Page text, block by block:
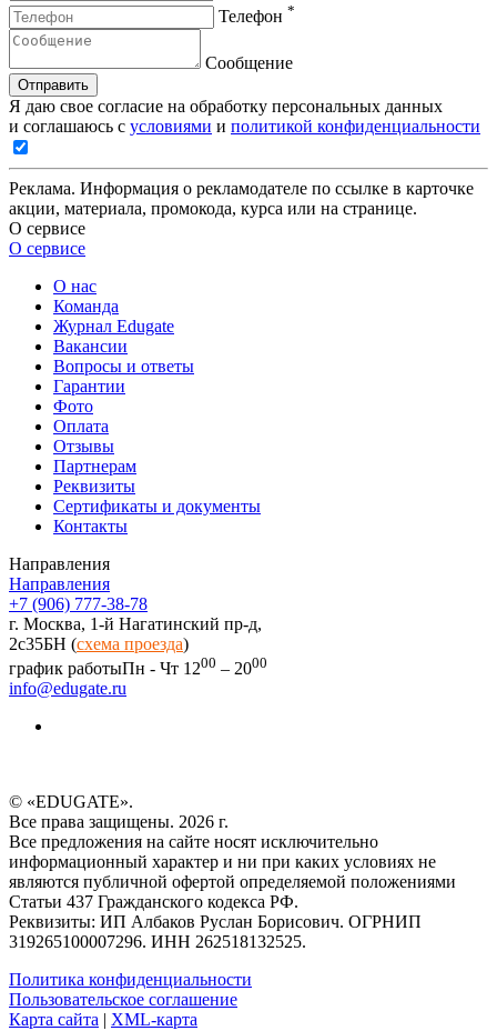
Телефон *
Сообщение
Отправить
Я даю свое согласие на обработку персональных данных
и соглашаюсь с условиями и политикой конфиденциальности
Реклама. Информация о рекламодателе по ссылке в карточке
акции, материала, промокода, курса или на странице.
О сервисе
О сервисе
О нас
Команда
Журнал Edugate
Вакансии
Вопросы и ответы
Гарантии
Фото
Оплата
Отзывы
Партнерам
Реквизиты
Сертификаты и документы
Контакты
Направления
Направления
+7 (906) 777-38-78
г. Москва, 1-й Нагатинский пр-д,
2c35БН (схема проезда)
график работыПн - Чт 1200 – 2000
info@edugate.ru
© «EDUGATE».
Все права защищены. 2026 г.
Все предложения на сайте носят исключительно
информационный характер и ни при каких условиях не
являются публичной офертой определяемой положениями
Статьи 437 Гражданского кодекса РФ.
Реквизиты: ИП Албаков Руслан Борисович. ОГРНИП
319265100007296. ИНН 262518132525.
Политика конфиденциальности
Пользовательское соглашение
Карта сайта | XML-карта